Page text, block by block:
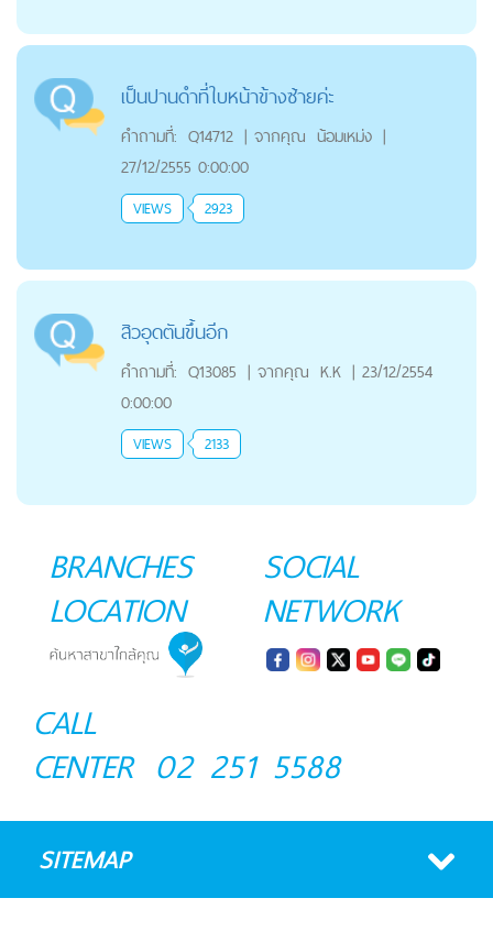
เป็นปานดำที่ใบหน้าข้างซ้ายค่ะ
คำถามที่: Q14712 | จากคุณ น้อมเหม่ง |
27/12/2555 0:00:00
VIEWS 2923
สิวอุดตันขึ้นอีก
คำถามที่: Q13085 | จากคุณ K.K | 23/12/2554
0:00:00
VIEWS 2133
BRANCHES
LOCATION
SOCIAL
NETWORK
CALL
CENTER 02 251 5588
SITEMAP